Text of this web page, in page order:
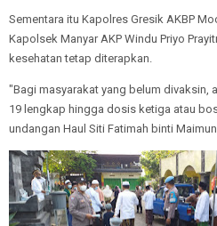
Sementara itu Kapolres Gresik AKBP
Kapolsek Manyar AKP Windu Priyo
kesehatan tetap diterapkan.
"Bagi masyarakat yang belum divaksin,
19 lengkap hingga dosis ketiga atau
undangan Haul Siti Fatimah binti